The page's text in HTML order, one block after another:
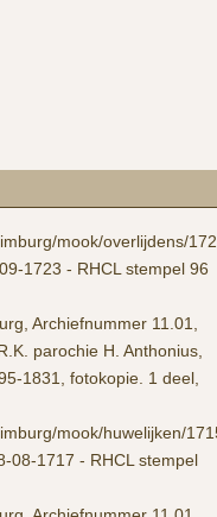
mook/overlijdens/
1723 - RHCL stempel 96
Archiefnummer 11.01,
parochie H. Anthonius,
1831, fotokopie. 1 deel,
mook/huwelijken/
08-1717 - RHCL stempel